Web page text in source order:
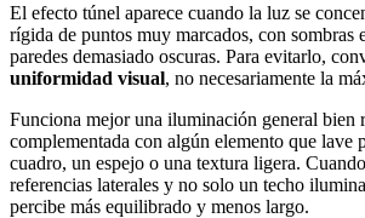
El efecto túnel aparece cuando la luz se
rígida de puntos muy marcados, con sombras
paredes demasiado oscuras. Para evitarlo,
uniformidad visual, no necesariamente la
Funciona mejor una iluminación general bien
complementada con algún elemento que lave
cuadro, un espejo o una textura ligera.
referencias laterales y no solo un techo
percibe más equilibrado y menos largo.